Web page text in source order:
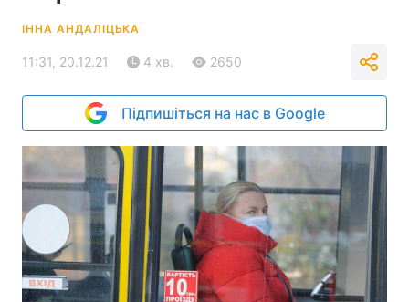
ІННА АНДАЛІЦЬКА
11:31, 20.12.21 4 хв. 2650
Підпишіться на нас в Google